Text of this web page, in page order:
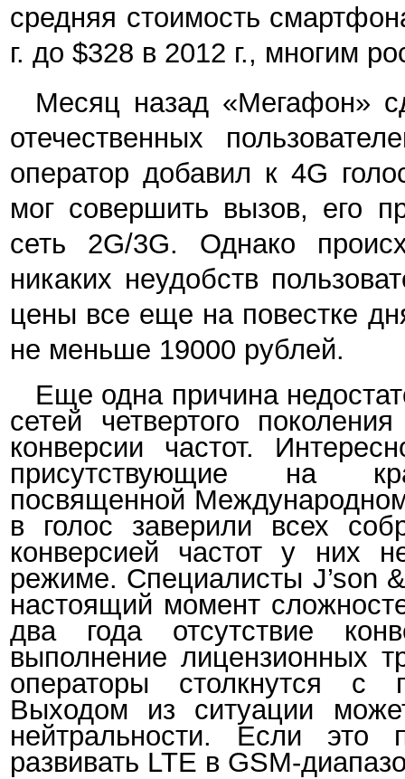
средняя стоимость
г. до $328 в 2012 г., многим
Месяц назад «Мегафон»
отечественных
оператор добавил к 4G
мог совершить вызов, его
сеть 2G/3G. Однако
никаких неудобств
цены все еще на повестке
не меньше 19000 рублей.
Еще одна причина
сетей четвертого
конверсии частот.
присутствующие на
посвященной
в голос заверили всех
конверсией частот у них
режиме. Специалисты J’son
настоящий момент
два года отсутствие
выполнение лицензионных
операторы столкнутся с
Выходом из ситуации
нейтральности. Если это
развивать LTE в GSM-